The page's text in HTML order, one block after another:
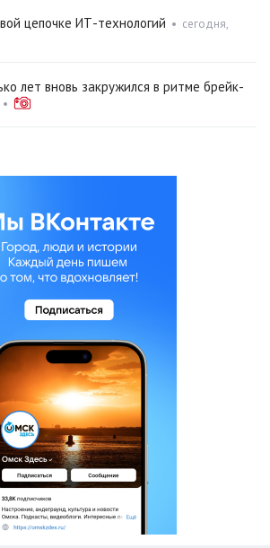
цепочке ИТ-технологий • сегодня,
лет вновь закружился в ритме брейк-
•